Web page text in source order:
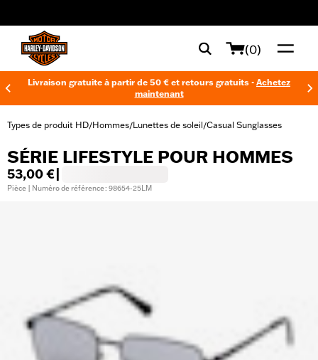
(0)
Livraison gratuite à partir de 50 € et retours gratuits - Achetez
maintenant
Types de produit HD/Hommes/Lunettes de soleil/Casual Sunglasses
SÉRIE LIFESTYLE POUR HOMMES
53,00 €
Pièce | Numéro de référence : 98654-25LM